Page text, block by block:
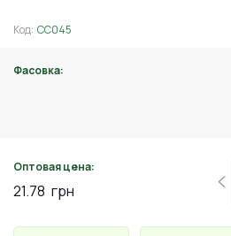
Код: СС045
Фасовка:
Оптовая цена:
21.78 грн